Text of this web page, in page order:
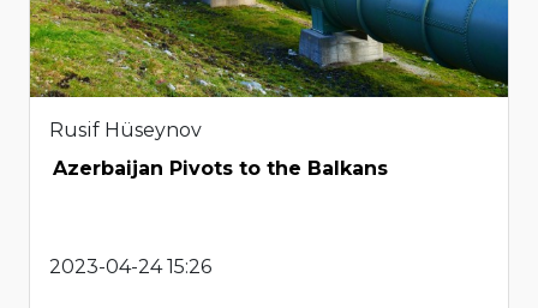
Rusif Hüseynov
Azerbaijan Pivots to the Balkans
2023-04-24 15:26